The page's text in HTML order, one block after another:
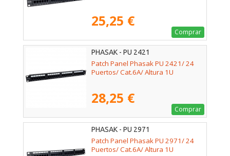
25,25 €
Comprar
PHASAK - PU 2421
Patch Panel Phasak PU 2421/ 24
Puertos/ Cat.6A/ Altura 1U
28,25 €
Comprar
PHASAK - PU 2971
Patch Panel Phasak PU 2971/ 24
Puertos/ Cat.6A/ Altura 1U